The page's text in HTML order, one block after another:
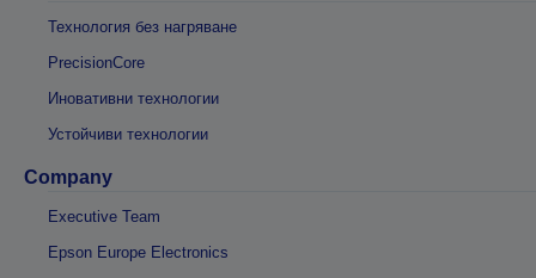
Технология без нагряване
PrecisionCore
Иновативни технологии
Устойчиви технологии
Company
Executive Team
Epson Europe Electronics